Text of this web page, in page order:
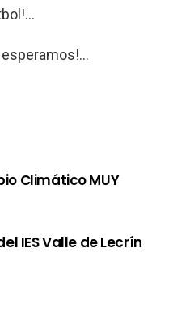
esperamos!…
Climático MUY
IES Valle de Lecrín